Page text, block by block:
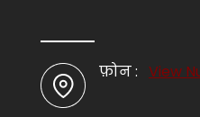
फ़ोन : View